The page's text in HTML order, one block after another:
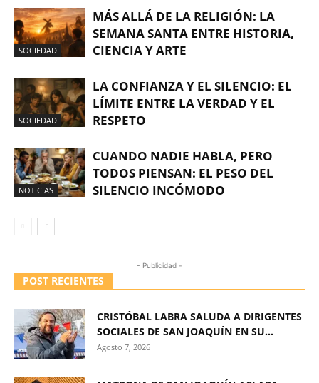
SOCIEDAD
MÁS ALLÁ DE LA RELIGIÓN: LA
SEMANA SANTA ENTRE HISTORIA,
CIENCIA Y ARTE
SOCIEDAD
LA CONFIANZA Y EL SILENCIO: EL
LÍMITE ENTRE LA VERDAD Y EL
RESPETO
NOTICIAS
CUANDO NADIE HABLA, PERO
TODOS PIENSAN: EL PESO DEL
SILENCIO INCÓMODO
- Publicidad -
POST RECIENTES
CRISTÓBAL LABRA SALUDA A DIRIGENTES
SOCIALES DE SAN JOAQUÍN EN SU...
Agosto 7, 2026